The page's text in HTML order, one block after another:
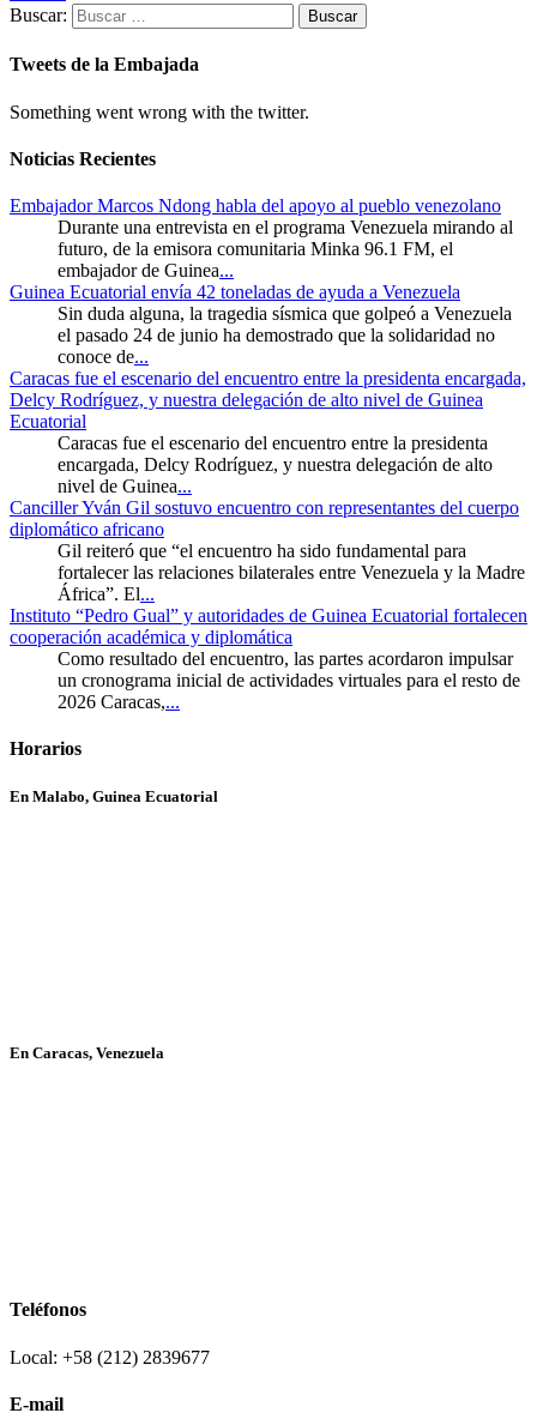
Buscar:
Tweets de la Embajada
Something went wrong with the twitter.
Noticias Recientes
Embajador Marcos Ndong habla del apoyo al pueblo venezolano
Durante una entrevista en el programa Venezuela mirando al
futuro, de la emisora comunitaria Minka 96.1 FM, el
embajador de Guinea...
Guinea Ecuatorial envía 42 toneladas de ayuda a Venezuela
Sin duda alguna, la tragedia sísmica que golpeó a Venezuela
el pasado 24 de junio ha demostrado que la solidaridad no
conoce de...
Caracas fue el escenario del encuentro entre la presidenta encargada,
Delcy Rodríguez, y nuestra delegación de alto nivel de Guinea
Ecuatorial
Caracas fue el escenario del encuentro entre la presidenta
encargada, Delcy Rodríguez, y nuestra delegación de alto
nivel de Guinea...
Canciller Yván Gil sostuvo encuentro con representantes del cuerpo
diplomático africano
Gil reiteró que “el encuentro ha sido fundamental para
fortalecer las relaciones bilaterales entre Venezuela y la Madre
África”. El...
Instituto “Pedro Gual” y autoridades de Guinea Ecuatorial fortalecen
cooperación académica y diplomática
Como resultado del encuentro, las partes acordaron impulsar
un cronograma inicial de actividades virtuales para el resto de
2026 Caracas,...
Horarios
En Malabo, Guinea Ecuatorial
En Caracas, Venezuela
Teléfonos
Local: +58 (212) 2839677
E-mail